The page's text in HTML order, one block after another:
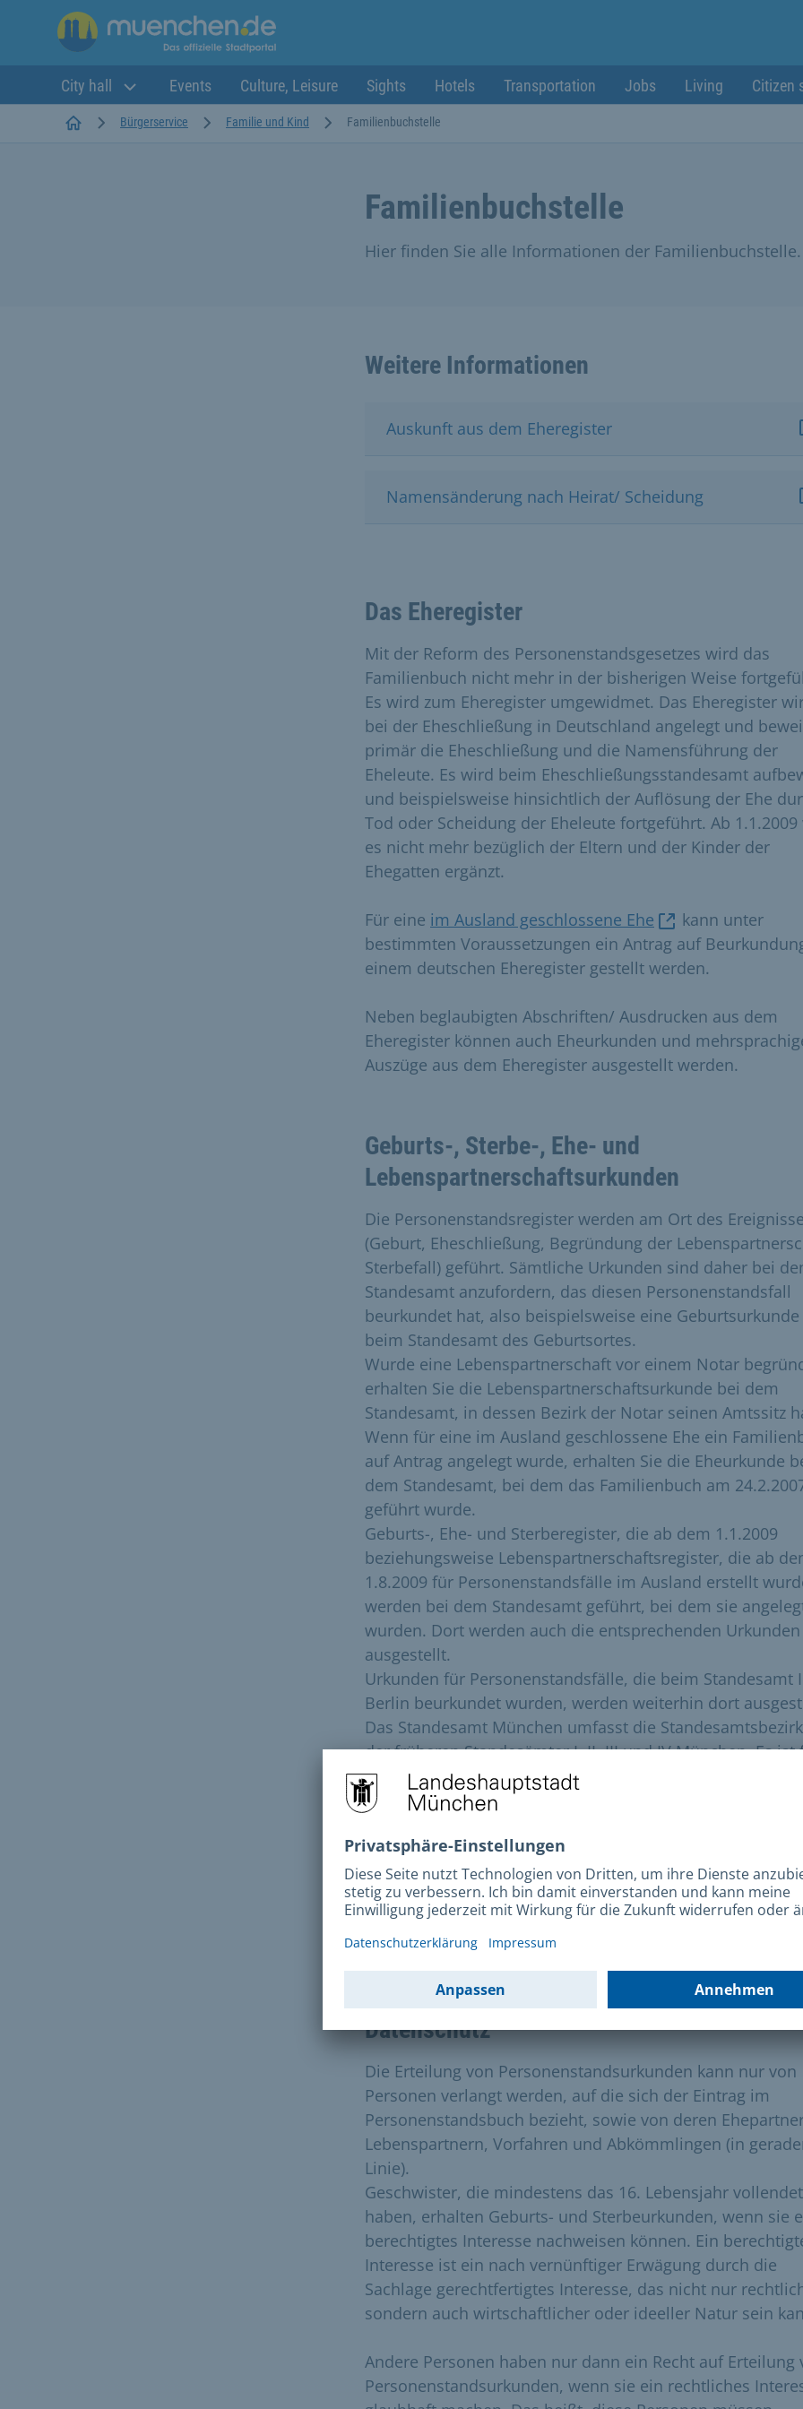
City hall Events Culture, Leisure Sights Hotels Transportation Jobs Living Citizen
StartseiteBürgerservice Familie und Kind Familienbuchstelle
Familienbuchstelle
Hier finden Sie alle Informationen der Familienbuchstelle.
Weitere Informationen
Auskunft aus dem Eheregister
Namensänderung nach Heirat/ Scheidung
Das Eheregister
Mit der Reform des Personenstandsgesetzes wird das
Familienbuch nicht mehr in der bisherigen Weise
Es wird zum Eheregister umgewidmet. Das Eheregister
bei der Eheschließung in Deutschland angelegt und
primär die Eheschließung und die Namensführung der
Eheleute. Es wird beim Eheschließungsstandesamt
und beispielsweise hinsichtlich der Auflösung der Ehe
Tod oder Scheidung der Eheleute fortgeführt. Ab
es nicht mehr bezüglich der Eltern und der Kinder der
Ehegatten ergänzt.
Für eine im Ausland geschlossene Ehe
kann unter
bestimmten Voraussetzungen ein Antrag auf
einem deutschen Eheregister gestellt werden.
Neben beglaubigten Abschriften/ Ausdrucken aus dem
Eheregister können auch Eheurkunden und
Auszüge aus dem Eheregister ausgestellt werden.
Geburts-, Sterbe-, Ehe- und
Lebenspartnerschaftsurkunden
Die Personenstandsregister werden am Ort des
(Geburt, Eheschließung, Begründung der
Sterbefall) geführt. Sämtliche Urkunden sind daher bei
Standesamt anzufordern, das diesen Personenstandsfall
beurkundet hat, also beispielsweise eine Geburtsurkunde
beim Standesamt des Geburtsortes.
Wurde eine Lebenspartnerschaft vor einem Notar
erhalten Sie die Lebenspartnerschaftsurkunde bei dem
Standesamt, in dessen Bezirk der Notar seinen Amtssitz
Wenn für eine im Ausland geschlossene Ehe ein
auf Antrag angelegt wurde, erhalten Sie die Eheurkunde
dem Standesamt, bei dem das Familienbuch am
geführt wurde.
Geburts-, Ehe- und Sterberegister, die ab dem 1.1.2009
beziehungsweise Lebenspartnerschaftsregister, die ab
1.8.2009 für Personenstandsfälle im Ausland erstellt
werden bei dem Standesamt geführt, bei dem sie
wurden. Dort werden auch die entsprechenden Urkunden
ausgestellt.
Urkunden für Personenstandsfälle, die beim Standesamt
Berlin beurkundet wurden, werden weiterhin dort
Das Standesamt München umfasst die
der früheren Standesämter I, II, III und IV München. Es ist
das gesamte Münchner Stadtgebiet zuständig, mit
der Stadtbezirke 21 (Pasing – Obermenzing), 22 (Aubing -
diese Stadtbezirke ist das Standesamt München-Pasing
zuständig.
Urkunden bestellen
Datenschutz
Die Erteilung von Personenstandsurkunden kann nur von
Personen verlangt werden, auf die sich der Eintrag im
Personenstandsbuch bezieht, sowie von deren
Lebenspartnern, Vorfahren und Abkömmlingen (in
Linie).
Geschwister, die mindestens das 16. Lebensjahr vollendet
haben, erhalten Geburts- und Sterbeurkunden, wenn sie
berechtigtes Interesse nachweisen können. Ein
Interesse ist ein nach vernünftiger Erwägung durch die
Sachlage gerechtfertigtes Interesse, das nicht nur
sondern auch wirtschaftlicher oder ideeller Natur sein
Andere Personen haben nur dann ein Recht auf Erteilung
Personenstandsurkunden, wenn sie ein rechtliches